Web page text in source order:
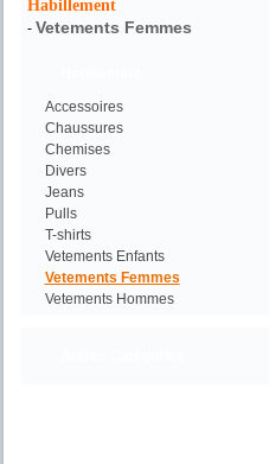
Habillement
- Vetements Femmes
Accessoires
Chaussures
Chemises
Divers
Jeans
Pulls
T-shirts
Vetements Enfants
Vetements Femmes
Vetements Hommes